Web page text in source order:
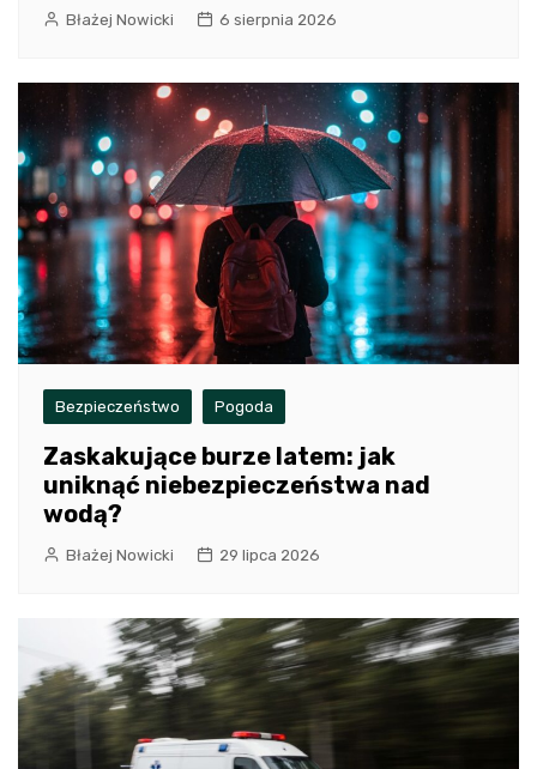
Błażej Nowicki 6 sierpnia 2026
Bezpieczeństwo Pogoda
Zaskakujące burze latem: jak
uniknąć niebezpieczeństwa nad
wodą?
Błażej Nowicki 29 lipca 2026